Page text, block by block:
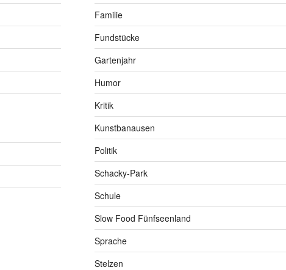
Familie
Fundstücke
Gartenjahr
Humor
Kritik
Kunstbanausen
Politik
Schacky-Park
Schule
Slow Food Fünfseenland
Sprache
Stelzen